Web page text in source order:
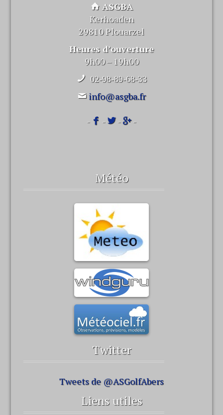
ASGBA
Kerhoaden
29810 Plouarzel
Heures d’ouverture
9h00 – 19h00
02-98-89-68-33
info@asgba.fr
- - - -
Météo
Twitter
Tweets de @ASGolfAbers
Liens utiles